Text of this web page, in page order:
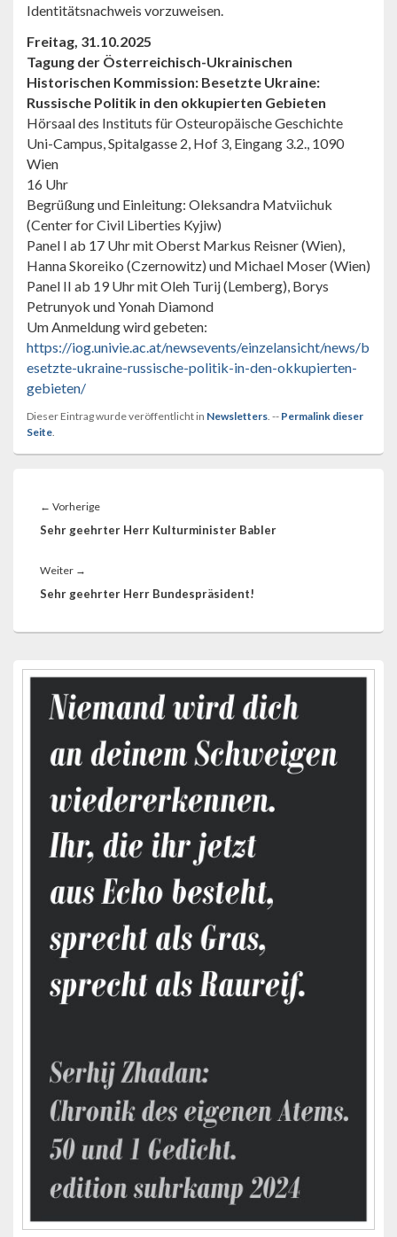
Identitätsnachweis vorzuweisen.
Freitag, 31.10.2025
Tagung der Österreichisch-Ukrainischen
Historischen Kommission: Besetzte Ukraine:
Russische Politik in den okkupierten Gebieten
Hörsaal des Instituts für Osteuropäische Geschichte
Uni-Campus, Spitalgasse 2, Hof 3, Eingang 3.2., 1090
Wien
16 Uhr
Begrüßung und Einleitung: Oleksandra Matviichuk
(Center for Civil Liberties Kyjiw)
Panel I ab 17 Uhr mit Oberst Markus Reisner (Wien),
Hanna Skoreiko (Czernowitz) und Michael Moser (Wien)
Panel II ab 19 Uhr mit Oleh Turij (Lemberg), Borys
Petrunyok und Yonah Diamond
Um Anmeldung wird gebeten:
https://iog.univie.ac.at/newsevents/einzelansicht/news/b
esetzte-ukraine-russische-politik-in-den-okkupierten-
gebieten/
Dieser Eintrag wurde veröffentlicht in Newsletters. -- Permalink dieser
Seite.
← VorherigeVorheriger
Beitrag:
Sehr geehrter Herr Kulturminister Babler
Weiter →
Beitrag:
Sehr geehrter Herr Bundespräsident!
Primärer
Widgetbereich